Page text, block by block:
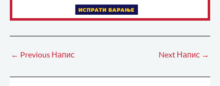
← Previous Напис Next Напис →